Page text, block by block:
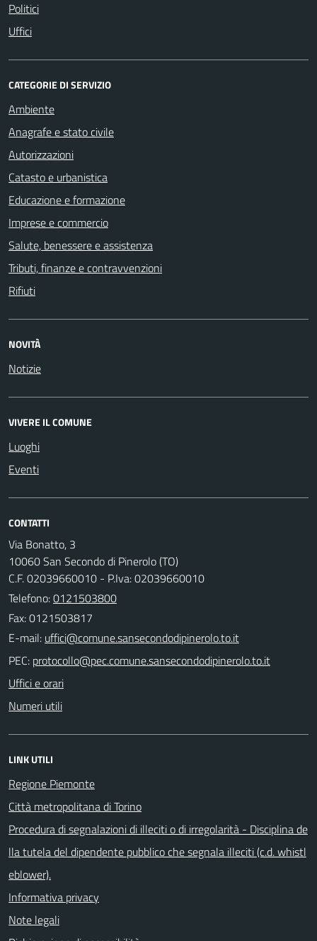
Politici
Uffici
CATEGORIE DI SERVIZIO
Ambiente
Anagrafe e stato civile
Autorizzazioni
Catasto e urbanistica
Educazione e formazione
Imprese e commercio
Salute, benessere e assistenza
Tributi, finanze e contravvenzioni
Rifiuti
NOVITÀ
Notizie
VIVERE IL COMUNE
Luoghi
Eventi
CONTATTI
Via Bonatto, 3
10060 San Secondo di Pinerolo (TO)
C.F. 02039660010 - P.Iva: 02039660010
Telefono:0121503800
Fax: 0121503817
E-mail:
PEC:
Uffici e orari
Numeri utili
LINK UTILI
Regione Piemonte
Città metropolitana di Torino
Procedura di segnalazioni di illeciti o di irregolarità - Disciplina de
lla tutela del dipendente pubblico che segnala illeciti (c.d. whistl
eblower).
Informativa privacy
Note legali